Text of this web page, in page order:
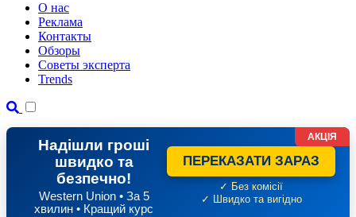
О нас
Реклама
Контакты
Обзоры
Советы эксперта
Trends
Надішли гроші
швидко та
безпечно!
Western Union • За 5
хвилин • Кращий курс
ПЕРЕКАЗАТИ ЗАРАЗ
✓ Без комісії
✓ Швидко та вигідно
АКЦІЯ